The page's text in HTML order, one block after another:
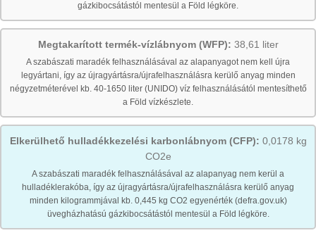
gázkibocsátástól mentesül a Föld légköre.
Megtakarított termék-vízlábnyom (WFP): 38,61 liter
A szabászati maradék felhasználásával az alapanyagot nem kell újra
legyártani, így az újragyártásra/újrafelhasználásra kerülő anyag minden
négyzetméterével kb. 40-1650 liter (UNIDO) víz felhasználásától mentesíthető
a Föld vízkészlete.
Elkerülhető hulladékkezelési karbonlábnyom (CFP): 0,0178 kg
CO2e
A szabászati maradék felhasználásával az alapanyag nem kerül a
hulladéklerakóba, így az újragyártásra/újrafelhasználásra kerülő anyag
minden kilogrammjával kb. 0,445 kg CO2 egyenérték (defra.gov.uk)
üvegházhatású gázkibocsátástól mentesül a Föld légköre.